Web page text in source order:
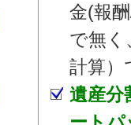
金(報
で無く
計算）
遺産分